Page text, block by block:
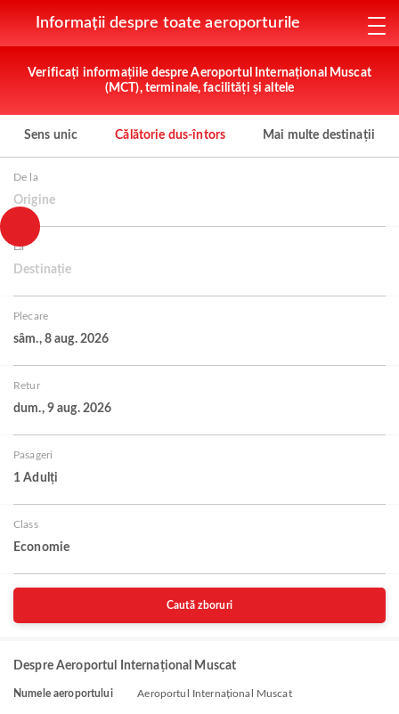
Informații despre toate aeroporturile
Verificați informațiile despre Aeroportul Internațional Muscat
(MCT), terminale, facilități și altele
Sens unic Călătorie dus-întors Mai multe destinații
De la
Origine
La
Destinație
Plecare
sâm., 8 aug. 2026
Retur
dum., 9 aug. 2026
Pasageri
1 Adulți
Class
Economie
Caută zboruri
Despre Aeroportul Internațional Muscat
Numele aeroportului Aeroportul Internațional Muscat